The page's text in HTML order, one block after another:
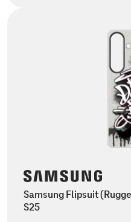
Samsung Flipsuit
S25